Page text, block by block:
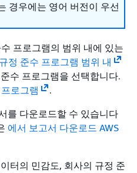
경우에는 영어 버전이 우선
프로그램의 범위 내에 있는
정 준수 프로그램 범위 내
수 프로그램을 선택합니다.
로그램
.
를 다운로드할 수 있습니다
에서 보고서 다운로드 AWS
터의 민감도, 회사의 규정 준